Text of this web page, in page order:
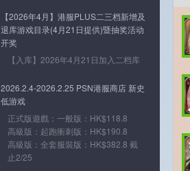
【2026年4月】港服PLUS二三档新增及
退库游戏目录(4月21日提供)暨抽奖活动
开奖
【入库】2026年4月21日加入二档库
2026.2.4-2026.2.25 PSN港服商店 新史
低游戏
正式版遊戲：一般版：HK$118.8
高級版：起跑衝刺版：HK$190.8
高級版：全套服裝版：HK$382.8 截
止2/25